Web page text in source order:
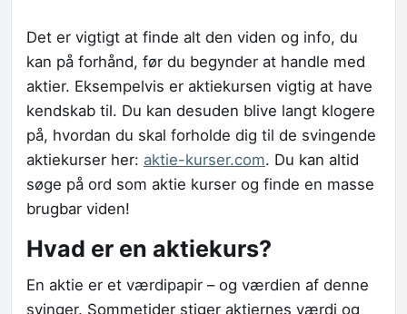
Det er vigtigt at finde alt den viden og info, du
kan på forhånd, før du begynder at handle med
aktier. Eksempelvis er aktiekursen vigtig at have
kendskab til. Du kan desuden blive langt klogere
på, hvordan du skal forholde dig til de svingende
aktiekurser her: aktie-kurser.com. Du kan altid
søge på ord som aktie kurser og finde en masse
brugbar viden!
Hvad er en aktiekurs?
En aktie er et værdipapir – og værdien af denne
svinger. Sommetider stiger aktiernes værdi og